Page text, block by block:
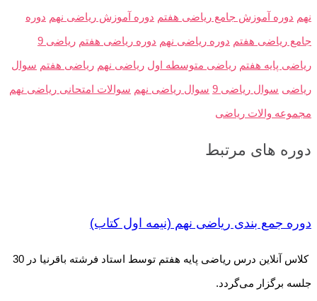
نهم دوره آموزش جامع ریاضی هفتم دوره آموزش ریاضی نهم دوره
جامع ریاضی هفتم دوره ریاضی نهم دوره ریاضی هفتم ریاضی 9
ریاضی پایه هفتم ریاضی متوسطه اول ریاضی نهم ریاضی هفتم سوال
ریاضی سوال ریاضی 9 سوال ریاضی نهم سوالات امتحانی ریاضی نهم
مجموعه والات ریاضی
دوره های مرتبط
دوره جمع بندی ریاضی نهم (نیمه اول کتاب)
کلاس آنلاین درس ریاضی پایه هفتم توسط استاد فرشته باقرنیا در 30
جلسه برگزار می‌گردد.